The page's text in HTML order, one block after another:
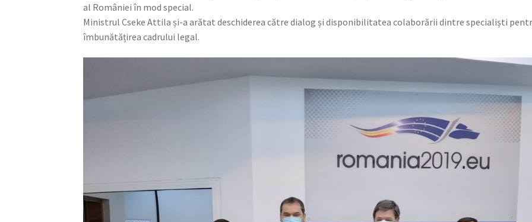
al României în mod special.
Ministrul Cseke Attila și-a arătat deschiderea către dialog și disponibilitatea colaborării dintre specialiști
îmbunătățirea cadrului legal.